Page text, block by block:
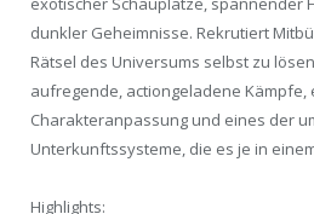
dunkler Geheimnisse. Rekrutiert
Rätsel des Universums selbst zu
aufregende, actiongeladene Kämpfe,
Charakteranpassung und eines der
Unterkunftssysteme, die es je in
Highlights: